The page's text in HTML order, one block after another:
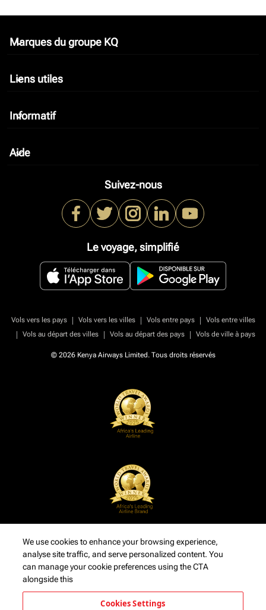
Marques du groupe KQ
keyboard_arrow_down
Liens utiles
keyboard_arrow_down
Informatif
keyboard_arrow_down
Aide
keyboard_arrow_down
Suivez-nous
Le voyage, simplifié
Vols vers les pays | Vols vers les villes | Vols entre pays |
Vols entre villes
|
Vols au départ des villes | Vols au départ des pays | Vols de ville à pays
© 2026 Kenya Airways Limited. Tous droits réservés
We use cookies to enhance your browsing experience,
analyse site traffic, and serve personalized content. You
can manage your cookie preferences using the CTA
alongside this
Cookies Settings